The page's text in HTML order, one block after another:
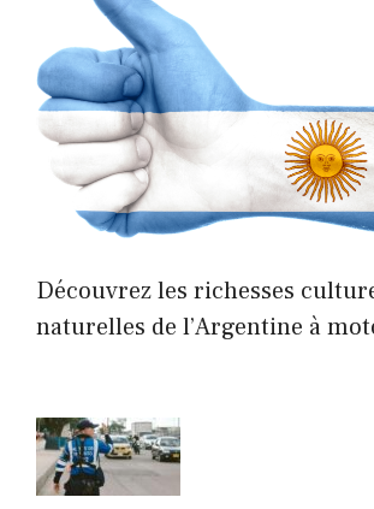
Découvrez les richesses
naturelles de l’Argentine à